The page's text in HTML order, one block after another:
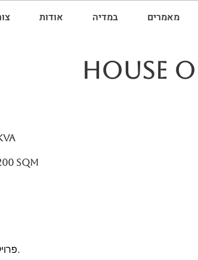
מאמרים במדיה אודות
HOUSE
SQM
פרויקט הושלם | שיפוץ מהיסוד.